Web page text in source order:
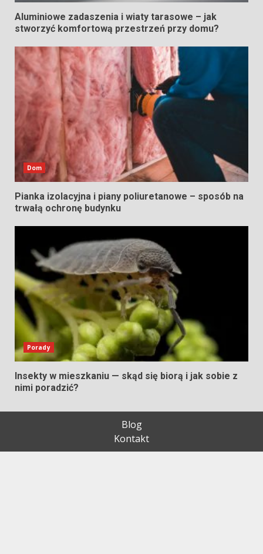
Aluminiowe zadaszenia i wiaty tarasowe – jak
stworzyć komfortową przestrzeń przy domu?
Dom
Pianka izolacyjna i piany poliuretanowe – sposób na
trwałą ochronę budynku
Porady
Insekty w mieszkaniu — skąd się biorą i jak sobie z
nimi poradzić?
Blog
Kontakt